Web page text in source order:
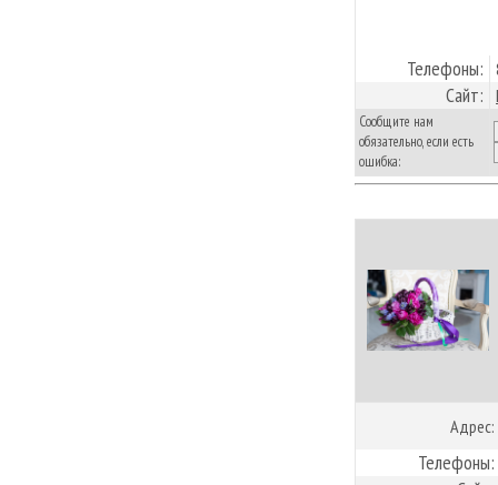
Телефоны:
Сайт:
Сообщите нам
обязательно, если есть
ошибка:
Адрес:
Телефоны: